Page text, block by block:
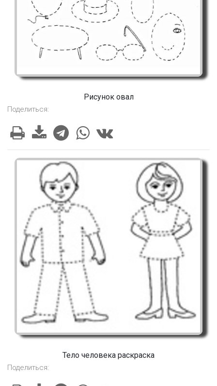
Рисунок овал
Поделиться:
Тело человека раскраска
Поделиться: